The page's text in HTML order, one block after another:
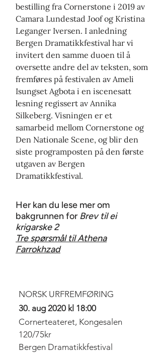
bestilling fra Cornerstone i 2019 av
Camara Lundestad Joof og Kristina
Leganger Iversen. I anledning
Bergen Dramatikkfestival har vi
invitert den samme duoen til å
oversette andre del av teksten, som
fremføres på festivalen av Ameli
Isungset Agbota i en iscenesatt
lesning regissert av Annika
Silkeberg. Visningen er et
samarbeid mellom Cornerstone og
Den Nationale Scene, og blir den
siste programposten på den første
utgaven av Bergen
Dramatikkfestival.
Her kan du lese mer om
bakgrunnen for Brev til ei
krigarske 2
Tre spørsmål til Athena
Farrokhzad
NORSK URFREMFØRING
30. aug 2020 kl 18:00
Cornerteateret, Kongesalen
120/75kr
Bergen Dramatikkfestival